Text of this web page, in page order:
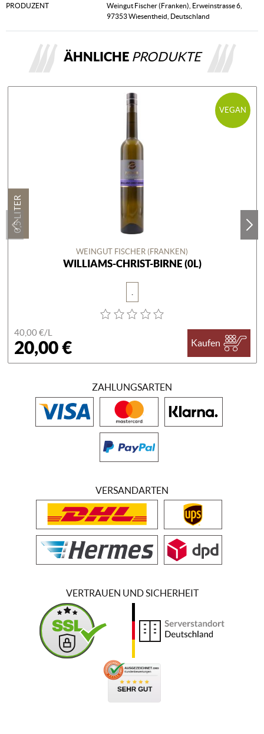
PRODUZENT
Weingut Fischer (Franken), Erweinstrasse 6,
97353 Wiesentheid, Deutschland
ÄHNLICHE PRODUKTE
VEGAN
0,5 LITER
WEINGUT FISCHER (FRANKEN)
WILLIAMS-CHRIST-BIRNE (0L)
40,00 €/L
20,00 € Kaufen
ZAHLUNGSARTEN
VERSANDARTEN
VERTRAUEN UND SICHERHEIT